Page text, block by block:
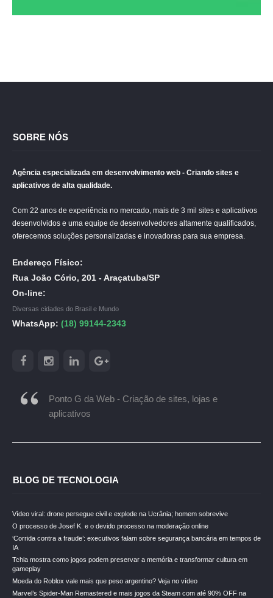
SOBRE NÓS
Agência especializada em desenvolvimento web - Criando sites e
aplicativos de alta qualidade.
Com 22 anos de experiência no mercado, mais de 3 mil sites e aplicativos
desenvolvidos e uma equipe de desenvolvedores altamente qualificados,
oferecemos soluções personalizadas e inovadoras para sua empresa.
Endereço Físico:
Rua João Cório, 201 - Araçatuba/SP
On-line:
Diversas cidades do Brasil e Mundo
WhatsApp: (18) 99144-2343
Ponto G da Web - Criação de sites, lojas e
aplicativos
BLOG DE TECNOLOGIA
Vídeo viral: drone persegue civil e explode na Ucrânia; homem sobrevive
O processo de Josef K. e o devido processo na moderação online
‘Corrida contra a fraude’: executivos falam sobre segurança bancária em tempos de
IA
Tchia mostra como jogos podem preservar a memória e transformar cultura em
gameplay
Moeda do Roblox vale mais que peso argentino? Veja no vídeo
Marvel’s Spider-Man Remastered e mais jogos da Steam com até 90% OFF na